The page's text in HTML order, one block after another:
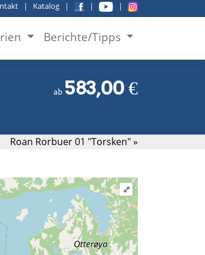
| Katalog| | |
Berichte/Tipps
ab 583,00€
Roan Rorbuer 01 "Torsken" »
⤢